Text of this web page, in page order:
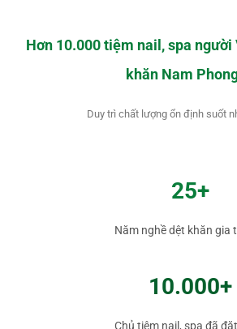
Hơn 10.000 tiệm nail, spa
khăn Nam
Duy trì chất lượng ổn định suốt
25+
Năm nghề dệt khăn gia
10.000+
Chủ tiệm nail, spa đã